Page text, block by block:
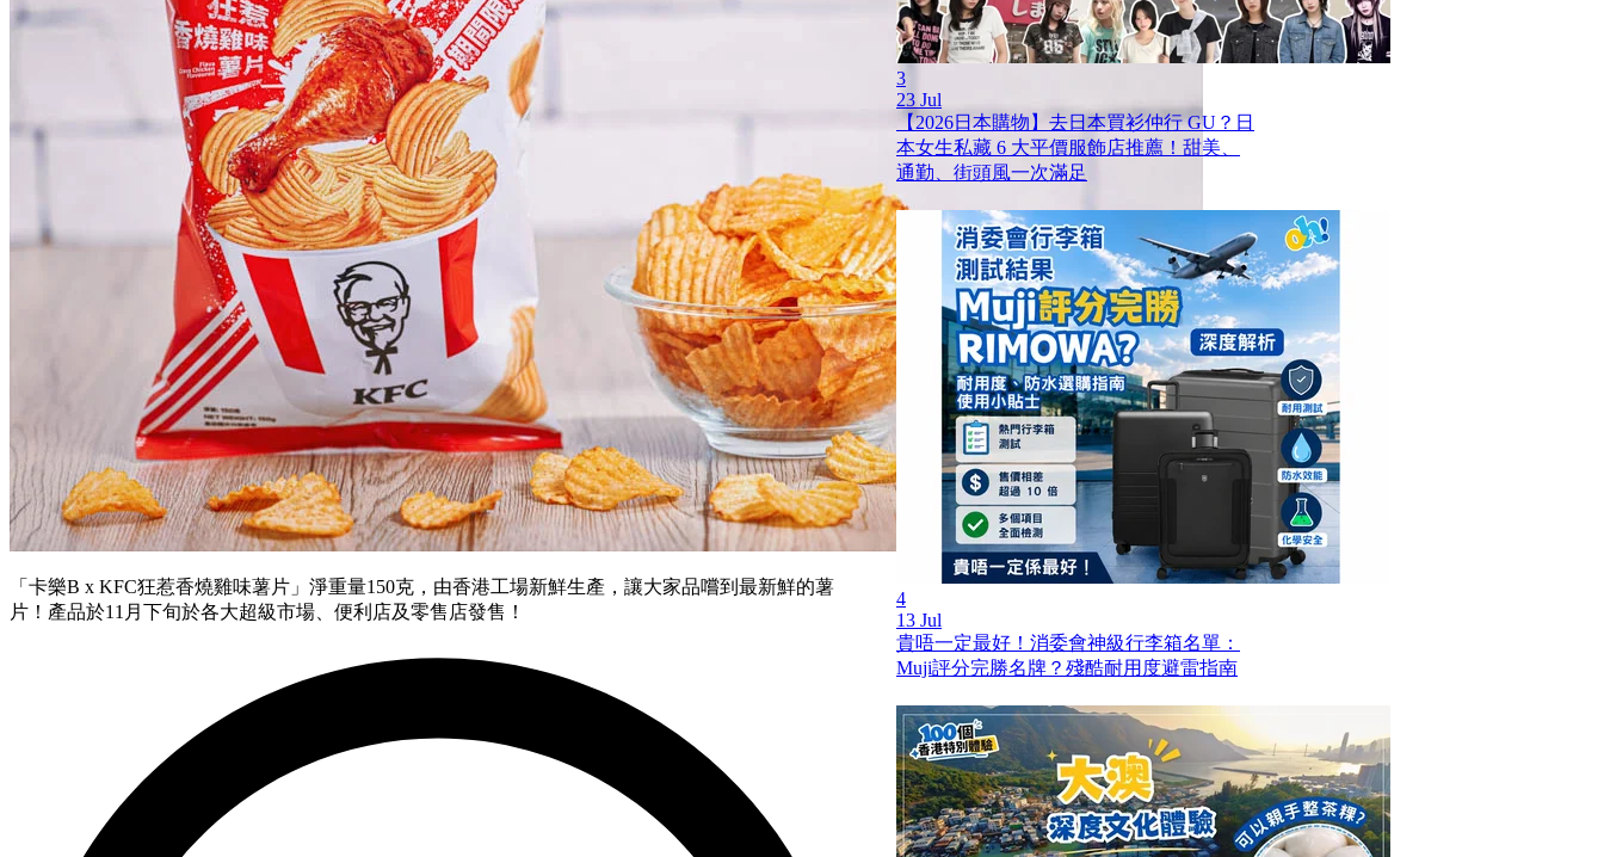
「卡樂B x KFC狂惹香燒雞味薯片」淨重量150克，由香港工場新鮮生產，讓大家品嚐到最新鮮的薯
片！產品於11月下旬於各大超級市場、便利店及零售店發售！
3
23 Jul
【2026日本購物】去日本買衫仲行 GU？日
本女生私藏 6 大平價服飾店推薦！甜美、
通勤、街頭風一次滿足
4
13 Jul
貴唔一定最好！消委會神級行李箱名單：
Muji評分完勝名牌？殘酷耐用度避雷指南